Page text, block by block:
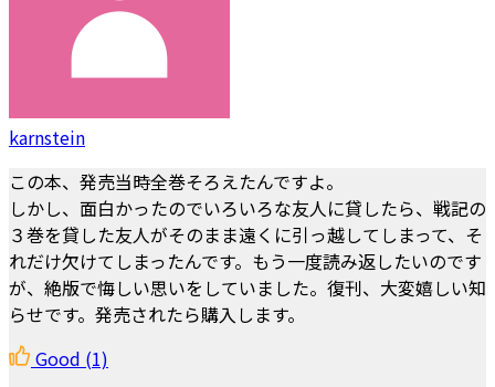
karnstein
この本、発売当時全巻そろえたんですよ。
しかし、面白かったのでいろいろな友人に貸したら、戦記の
３巻を貸した友人がそのまま遠くに引っ越してしまって、そ
れだけ欠けてしまったんです。もう一度読み返したいのです
が、絶版で悔しい思いをしていました。復刊、大変嬉しい知
らせです。発売されたら購入します。
Good (1)